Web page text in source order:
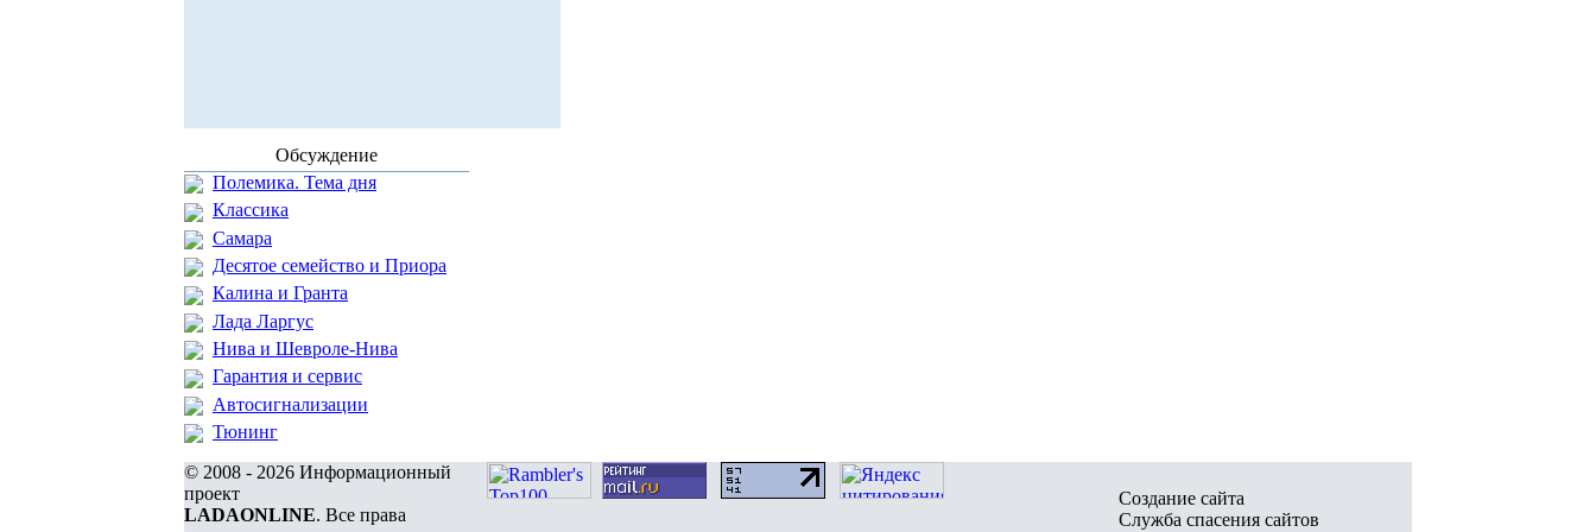
Обсуждение
Полемика. Тема дня
Классика
Самара
Десятое семейство и Приора
Калина и Гранта
Лада Ларгус
Нива и Шевроле-Нива
Гарантия и сервис
Автосигнализации
Тюнинг
© 2008 - 2026 Информационный
проект
LADAONLINE. Все права
Создание сайта
Служба спасения сайтов